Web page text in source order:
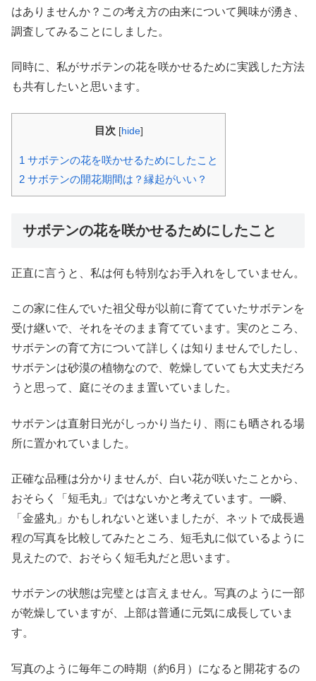
はありませんか？この考え方の由来について興味が湧き、
調査してみることにしました。
同時に、私がサボテンの花を咲かせるために実践した方法
も共有したいと思います。
目次 [hide]
1 サボテンの花を咲かせるためにしたこと
2 サボテンの開花期間は？縁起がいい？
サボテンの花を咲かせるためにしたこと
正直に言うと、私は何も特別なお手入れをしていません。
この家に住んでいた祖父母が以前に育てていたサボテンを
受け継いで、それをそのまま育てています。実のところ、
サボテンの育て方について詳しくは知りませんでしたし、
サボテンは砂漠の植物なので、乾燥していても大丈夫だろ
うと思って、庭にそのまま置いていました。
サボテンは直射日光がしっかり当たり、雨にも晒される場
所に置かれていました。
正確な品種は分かりませんが、白い花が咲いたことから、
おそらく「短毛丸」ではないかと考えています。一瞬、
「金盛丸」かもしれないと迷いましたが、ネットで成長過
程の写真を比較してみたところ、短毛丸に似ているように
見えたので、おそらく短毛丸だと思います。
サボテンの状態は完璧とは言えません。写真のように一部
が乾燥していますが、上部は普通に元気に成長していま
す。
写真のように毎年この時期（約6月）になると開花するの